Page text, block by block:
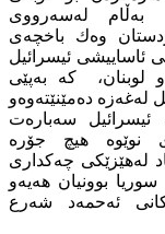
بەڵام لەسەرووی
وەك باخچەی
ئاساییشی ئیسرائیل
لوبنان، كە بەپێی
لەغەزە دەمێنێتەوەو
ئیسرائیل سەبارەت
نوێوە هیچ جۆرە
لەهێزێكی چەكداری
بوونیان هەیەو
ئەحمەد شەرع